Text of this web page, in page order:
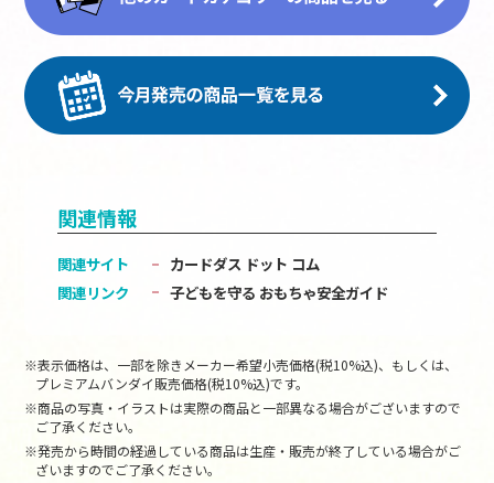
関連情報
関連サイト
カードダス ドット コム
関連リンク
子どもを守る おもちゃ安全ガイド
※表示価格は、一部を除きメーカー希望小売価格(税10%込)、もしくは、
プレミアムバンダイ販売価格(税10%込)です。
※商品の写真・イラストは実際の商品と一部異なる場合がございますので
ご了承ください。
※発売から時間の経過している商品は生産・販売が終了している場合がご
ざいますのでご了承ください。